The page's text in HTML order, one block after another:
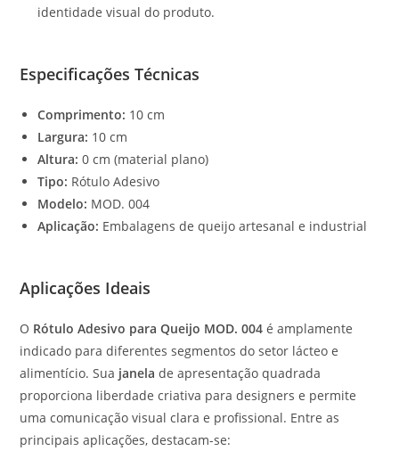
identidade visual do produto.
Especificações Técnicas
Comprimento: 10 cm
Largura: 10 cm
Altura: 0 cm (material plano)
Tipo: Rótulo Adesivo
Modelo: MOD. 004
Aplicação: Embalagens de queijo artesanal e industrial
Aplicações Ideais
O Rótulo Adesivo para Queijo MOD. 004 é amplamente
indicado para diferentes segmentos do setor lácteo e
alimentício. Sua janela de apresentação quadrada
proporciona liberdade criativa para designers e permite
uma comunicação visual clara e profissional. Entre as
principais aplicações, destacam-se: